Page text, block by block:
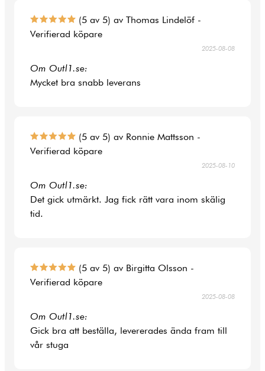
(5 av 5) av Thomas Lindelöf -
Verifierad köpare
2025-08-08
Om Outl1.se:
Mycket bra snabb leverans
(5 av 5) av Ronnie Mattsson -
Verifierad köpare
2025-08-10
Om Outl1.se:
Det gick utmärkt. Jag fick rätt vara inom skälig
tid.
(5 av 5) av Birgitta Olsson -
Verifierad köpare
2025-08-08
Om Outl1.se:
Gick bra att beställa, levererades ända fram till
vår stuga